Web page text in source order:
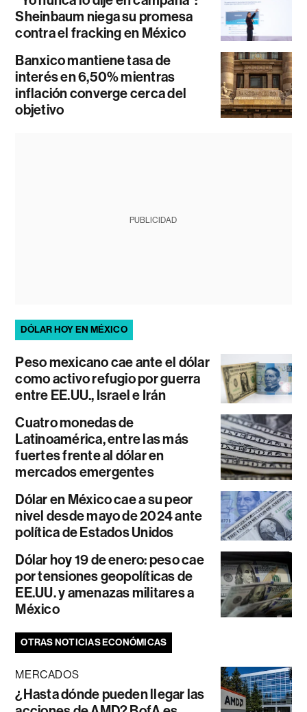
Sheinbaum niega su promesa
contra el fracking en México
Banxico mantiene tasa de
interés en 6,50% mientras
inflación converge cerca del
objetivo
PUBLICIDAD
DÓLAR HOY EN MÉXICO
Peso mexicano cae ante el dólar
como activo refugio por guerra
entre EE.UU., Israel e Irán
Cuatro monedas de
Latinoamérica, entre las más
fuertes frente al dólar en
mercados emergentes
Dólar en México cae a su peor
nivel desde mayo de 2024 ante
política de Estados Unidos
Dólar hoy 19 de enero: peso cae
por tensiones geopolíticas de
EE.UU. y amenazas militares a
México
OTRAS NOTICIAS ECONÓMICAS
MERCADOS
¿Hasta dónde pueden llegar las